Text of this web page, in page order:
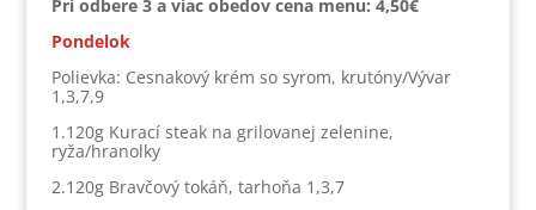
Pri odbere 3 a viac obedov cena menu: 4,50€
Pondelok
Polievka: Cesnakový krém so syrom, krutóny/Vývar
1,3,7,9
1.120g Kurací steak na grilovanej zelenine,
ryža/hranolky
2.120g Bravčový tokáň, tarhoňa 1,3,7